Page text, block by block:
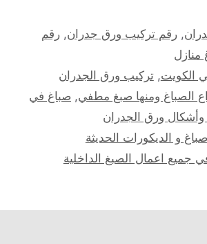
,رقم تركيب ورق جدران,رقم
منازل
الكويت,تركيب ورق الجدران
الصباغ ومنها صبغ مطفي, صباغ في
وأشكال ورق الجدران
و الديكورات الحديثة
جميع اعمال الصبغ الداخلية